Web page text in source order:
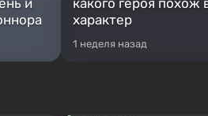
и
какого героя похож
характер
1 неделя назад